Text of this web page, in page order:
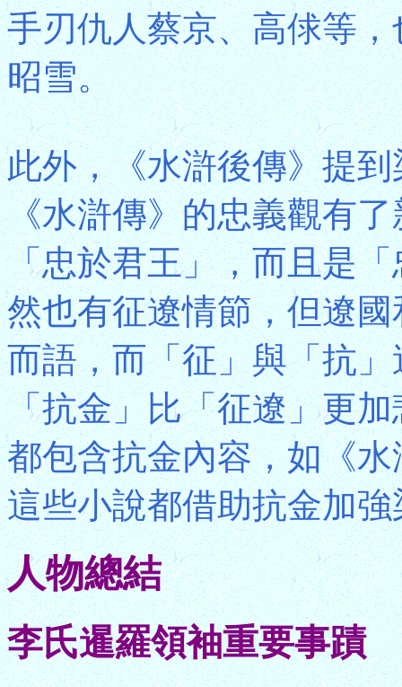
手刃仇人蔡京、高俅等
昭雪。
此外，《水滸後傳》提
《水滸傳》的忠義觀有
「忠於君王」，而且是
然也有征遼情節，但遼
而語，而「征」與「抗
「抗金」比「征遼」更
都包含抗金內容，如《
這些小說都借助抗金加
人物總結
李氏暹羅領袖重要事蹟